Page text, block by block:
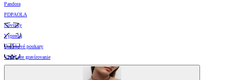
Pandora
PDPAOLA
Novinky
Výpredaj
Darčekové poukazy
Vzory pre gravírovanie